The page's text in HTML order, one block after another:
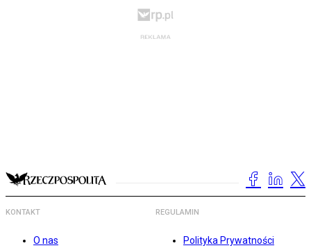
KONTAKT
O nas
REGULAMIN
Polityka Prywatności